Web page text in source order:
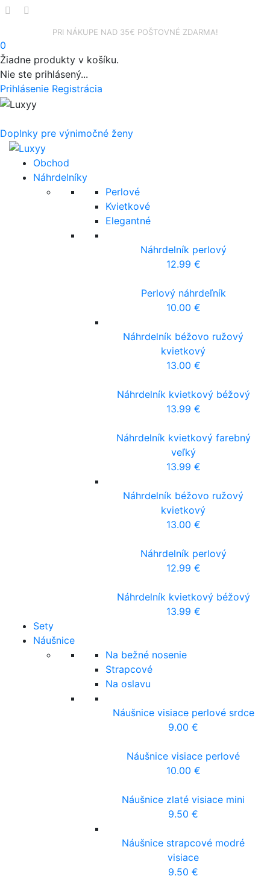
facebookinstagram
PRI NÁKUPE NAD 35€ POŠTOVNÉ ZDARMA!
0
Žiadne produkty v košíku.
Nie ste prihlásený...
Prihlásenie Registrácia
Doplnky pre výnimočné ženy
Obchod
Náhrdelníky
Perlové
Kvietkové
Elegantné
Náhrdelník perlový
12.99 €
Perlový náhrdeľník
10.00 €
Náhrdelník béžovo ružový
kvietkový
13.00 €
Náhrdelník kvietkový béžový
13.99 €
Náhrdelník kvietkový farebný
veľký
13.99 €
Náhrdelník béžovo ružový
kvietkový
13.00 €
Náhrdelník perlový
12.99 €
Náhrdelník kvietkový béžový
13.99 €
Sety
Náušnice
Na bežné nosenie
Strapcové
Na oslavu
Náušnice visiace perlové srdce
9.00 €
Náušnice visiace perlové
10.00 €
Náušnice zlaté visiace mini
9.50 €
Náušnice strapcové modré
visiace
9.50 €